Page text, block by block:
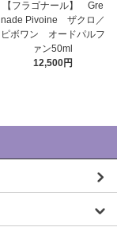
【フラゴナール】 Gre
nade Pivoine ザクロ／
ピボワン オードパルフ
ァン50ml
12,500円